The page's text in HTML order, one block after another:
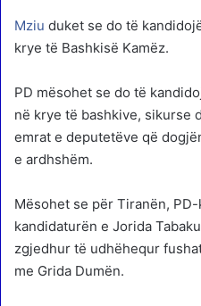
Mziu duket se do të
krye të Bashkisë Kamëz.
PD mësohet se do të
në krye të bashkive, sikurse
emrat e deputetëve që
e ardhshëm.
Mësohet se për Tiranën,
kandidaturën e Jorida
zgjedhur të udhëhequr
me Grida Dumën.